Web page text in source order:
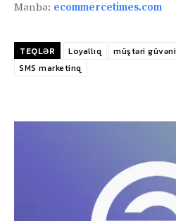
Mənbə: ecommercetimes.com
TEQLƏR Loyallıq müştəri güvəni
SMS marketinq